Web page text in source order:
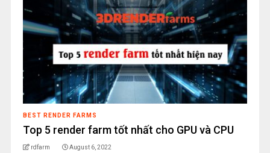
BEST RENDER FARMS
Top 5 render farm tốt nhất cho GPU và CPU
rdfarm August 6, 2022